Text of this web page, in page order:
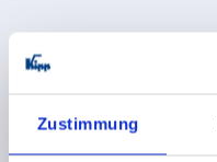
Zustimmung
K0235